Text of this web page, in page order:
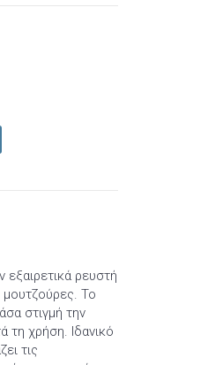
ρευστή
μουτζούρες. Το
στιγμή την
τη χρήση. Ιδανικό
τις